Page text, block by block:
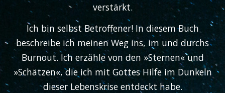
verstärkt.
Ich bin selbst Betroffener! In diesem Buch
beschreibe ich meinen Weg ins, im und durchs
Burnout. Ich erzähle von den »Sternen« und
»Schätzen«, die ich mit Gottes Hilfe im Dunkeln
dieser Lebenskrise entdeckt habe.